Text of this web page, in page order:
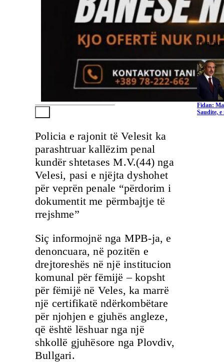
Policia e rajonit të Velesit ka
parashtruar kallëzim penal
kundër shtetases M.V.(44) nga
Velesi, pasi e njëjta dyshohet
për veprën penale “përdorim i
dokumentit me përmbajtje të
rrejshme”
Siç informojnë nga MPB-ja, e
denoncuara, në pozitën e
drejtoreshës në një institucion
komunal për fëmijë – kopsht
për fëmijë në Veles, ka marrë
një certifikatë ndërkombëtare
për njohjen e gjuhës angleze,
që është lëshuar nga një
shkollë gjuhësore nga Plovdiv,
Bullgari.
Të
Fidan:
Saudite,